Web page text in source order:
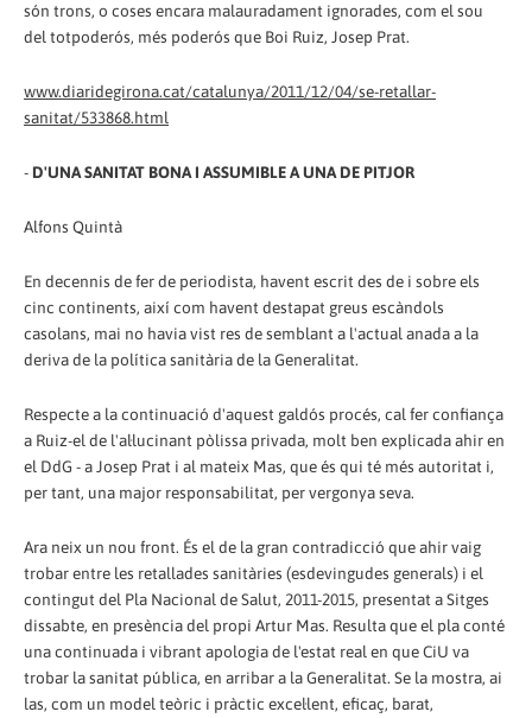
són trons, o coses encara malauradament ignorades, com el sou
del totpoderós, més poderós que Boi Ruiz, Josep Prat.
www.diaridegirona.cat/catalunya/2011/12/04/se-retallar-
sanitat/533868.html
- D'UNA SANITAT BONA I ASSUMIBLE A UNA DE PITJOR
Alfons Quintà
En decennis de fer de periodista, havent escrit des de i sobre els
cinc continents, així com havent destapat greus escàndols
casolans, mai no havia vist res de semblant a l'actual anada a la
deriva de la política sanitària de la Generalitat.
Respecte a la continuació d'aquest galdós procés, cal fer confiança
a Ruiz-el de l'al·lucinant pòlissa privada, molt ben explicada ahir en
el DdG - a Josep Prat i al mateix Mas, que és qui té més autoritat i,
per tant, una major responsabilitat, per vergonya seva.
Ara neix un nou front. És el de la gran contradicció que ahir vaig
trobar entre les retallades sanitàries (esdevingudes generals) i el
contingut del Pla Nacional de Salut, 2011-2015, presentat a Sitges
dissabte, en presència del propi Artur Mas. Resulta que el pla conté
una continuada i vibrant apologia de l'estat real en que CiU va
trobar la sanitat pública, en arribar a la Generalitat. Se la mostra, ai
las, com un model teòric i pràctic excel·lent, eficaç, barat,